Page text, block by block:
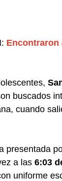
Encontraron
buscados
cuando
presentada
a las 6:03
uniforme